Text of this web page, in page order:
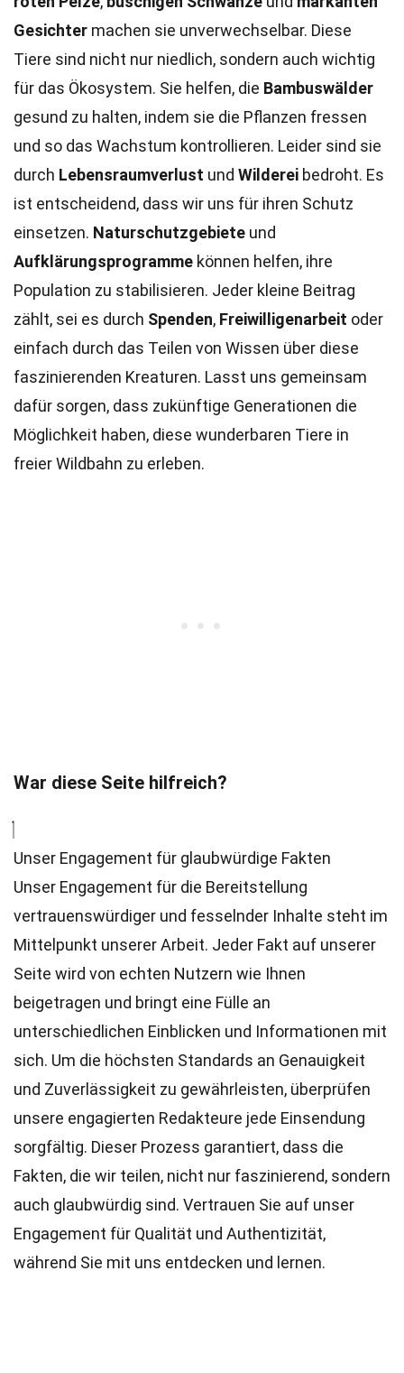
Gesichter machen sie unverwechselbar. Diese
Tiere sind nicht nur niedlich, sondern auch wichtig
für das Ökosystem. Sie helfen, die Bambuswälder
gesund zu halten, indem sie die Pflanzen fressen
und so das Wachstum kontrollieren. Leider sind sie
durch Lebensraumverlust und Wilderei bedroht. Es
ist entscheidend, dass wir uns für ihren Schutz
einsetzen. Naturschutzgebiete und
Aufklärungsprogramme können helfen, ihre
Population zu stabilisieren. Jeder kleine Beitrag
zählt, sei es durch Spenden, Freiwilligenarbeit oder
einfach durch das Teilen von Wissen über diese
faszinierenden Kreaturen. Lasst uns gemeinsam
dafür sorgen, dass zukünftige Generationen die
Möglichkeit haben, diese wunderbaren Tiere in
freier Wildbahn zu erleben.
War diese Seite hilfreich?
Unser Engagement für glaubwürdige Fakten
Unser Engagement für die Bereitstellung
vertrauenswürdiger und fesselnder Inhalte steht im
Mittelpunkt unserer Arbeit. Jeder Fakt auf unserer
Seite wird von echten Nutzern wie Ihnen
beigetragen und bringt eine Fülle an
unterschiedlichen Einblicken und Informationen mit
sich. Um die höchsten Standards an Genauigkeit
und Zuverlässigkeit zu gewährleisten, überprüfen
unsere engagierten Redakteure jede Einsendung
sorgfältig. Dieser Prozess garantiert, dass die
Fakten, die wir teilen, nicht nur faszinierend, sondern
auch glaubwürdig sind. Vertrauen Sie auf unser
Engagement für Qualität und Authentizität,
während Sie mit uns entdecken und lernen.